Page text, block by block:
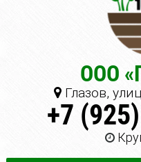
ООО
Глазов,
+7